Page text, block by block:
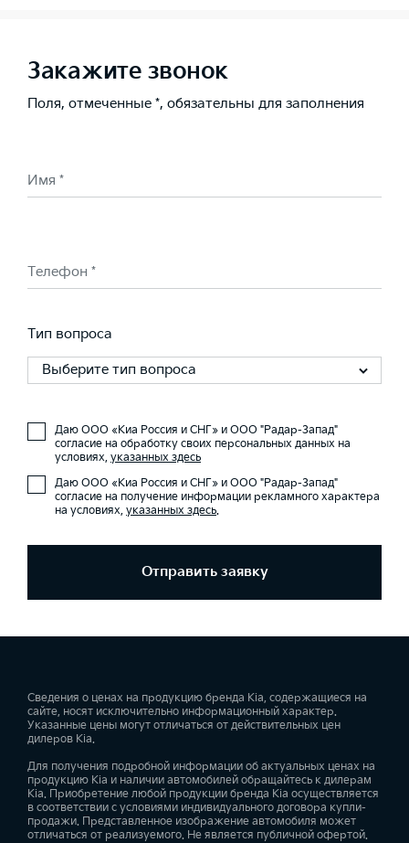
Закажите звонок
Поля, отмеченные *, обязательны для заполнения
Имя *
Телефон *
Тип вопроса
Выберите тип вопроса
Даю ООО «Киа Россия и СНГ» и ООО "Радар-Запад"
согласие на обработку своих персональных данных на
условиях, указанных здесь
Даю ООО «Киа Россия и СНГ» и ООО "Радар-Запад"
согласие на получение информации рекламного характера
на условиях, указанных здесь.
Отправить заявку
Сведения о ценах на продукцию бренда Kia, содержащиеся на
сайте, носят исключительно информационный характер.
Указанные цены могут отличаться от действительных цен
дилеров Kia.
Для получения подробной информации об актуальных ценах на
продукцию Kia и наличии автомобилей обращайтесь к дилерам
Kia. Приобретение любой продукции бренда Kia осуществляется
в соответствии с условиями индивидуального договора купли-
продажи. Представленное изображение автомобиля может
отличаться от реализуемого. Не является публичной офертой.